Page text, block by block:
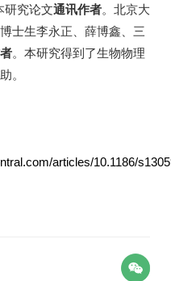
研究论文通讯作者。北京大
士生李永正、薛博鑫、三
。本研究得到了生物物理
。
articles/10.1186/